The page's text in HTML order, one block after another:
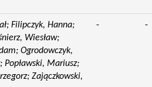
Filipczyk, Hanna;
Wiesław;
Ogrodowczyk,
Popławski, Mariusz;
Zajączkowski,
- -